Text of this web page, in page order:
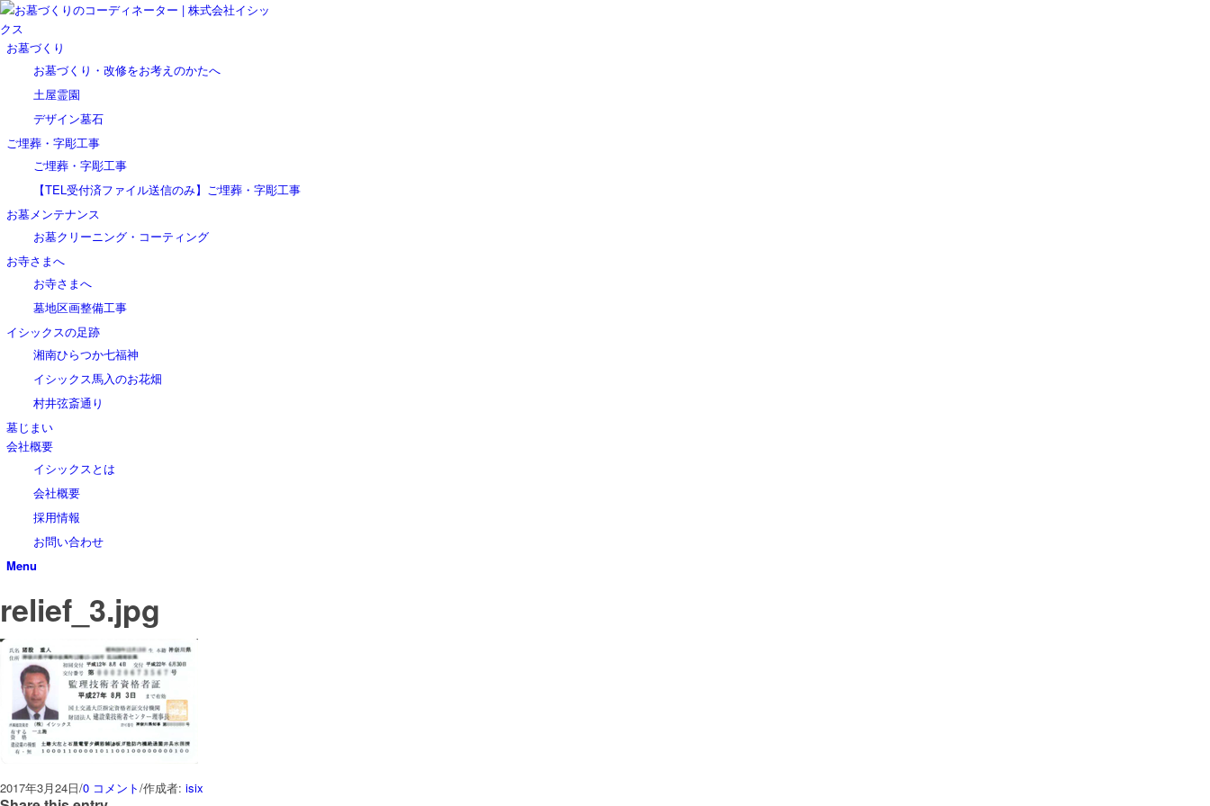
お墓づくり
お墓づくり・改修をお考えのかたへ
土屋霊園
デザイン墓石
ご埋葬・字彫工事
ご埋葬・字彫工事
【TEL受付済ファイル送信のみ】ご埋葬・字彫工事
お墓メンテナンス
お墓クリーニング・コーティング
お寺さまへ
お寺さまへ
墓地区画整備工事
イシックスの足跡
湘南ひらつか七福神
イシックス馬入のお花畑
村井弦斎通り
墓じまい
会社概要
イシックスとは
会社概要
採用情報
お問い合わせ
Menu
relief_3.jpg
2017年3月24日/0 コメント/作成者: isix